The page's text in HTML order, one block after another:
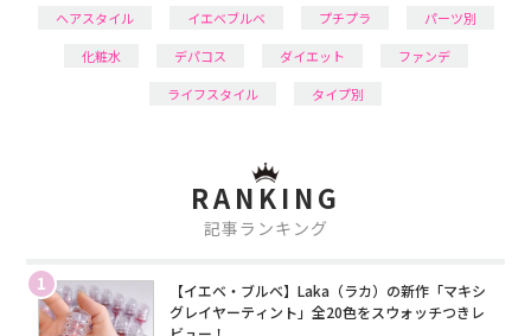
ヘアスタイル
イエベブルベ プチプラ
パーツ別
化粧水
デパコス ダイエット
ファンデ
ライフスタイル
タイプ別
RANKING
記事ランキング
1
【イエベ・ブルベ】Laka（ラカ）の新作「マキシ
グレイヤーティント」全20色をスウォッチつきレ